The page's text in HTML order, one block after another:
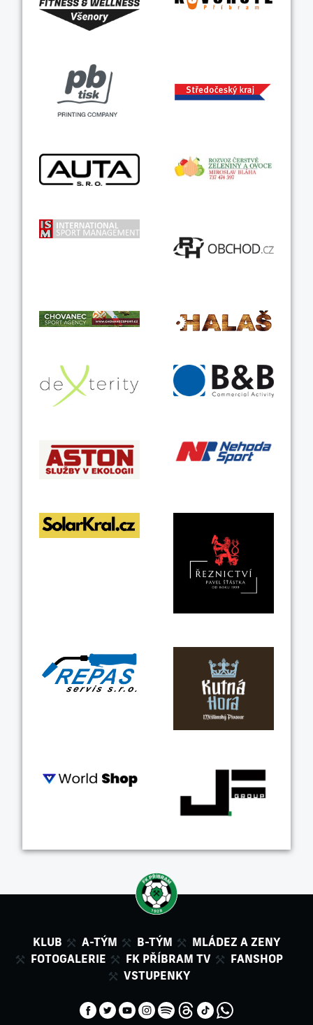
KLUB A-TÝM B-TÝM
MLÁDEZ A ZENY
FOTOGALERIE
FK PŘÍBRAM TV
FANSHOP
VSTUPENKY